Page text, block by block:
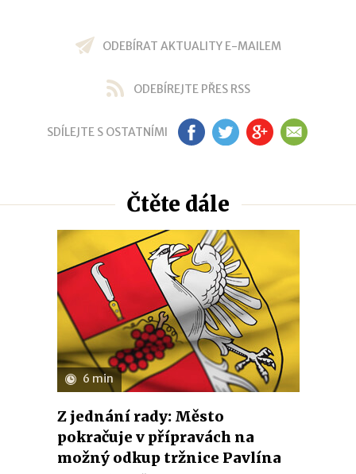
ODEBÍRAT AKTUALITY E-MAILEM
ODEBÍREJTE PŘES RSS
SDÍLEJTE S OSTATNÍMI FB TW GP EM
Čtěte dále
6 min
Z jednání rady: Město
pokračuje v přípravách na
možný odkup tržnice Pavlína